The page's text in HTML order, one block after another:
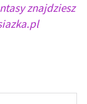
znajdziesz